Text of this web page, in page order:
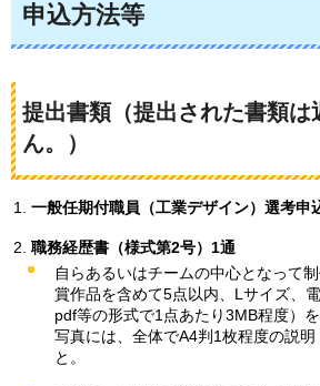
申込方法等
提出書類（提出された書類は
ん。）
一般任期付職員（工業デザイン）選考申
職務経歴書（様式第2号）1通
自らあるいはチームの中心となって
賞作品を含めて5点以内、Lサイズ、
pdf等の形式で1点あたり3MB程度）
写真には、全体でA4判1枚程度の説明
と。